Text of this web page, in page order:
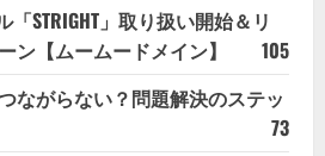
STRIGHT」取り扱い開始＆リ
ン【ムームードメイン】
105
ながらない？問題解決のステッ
73